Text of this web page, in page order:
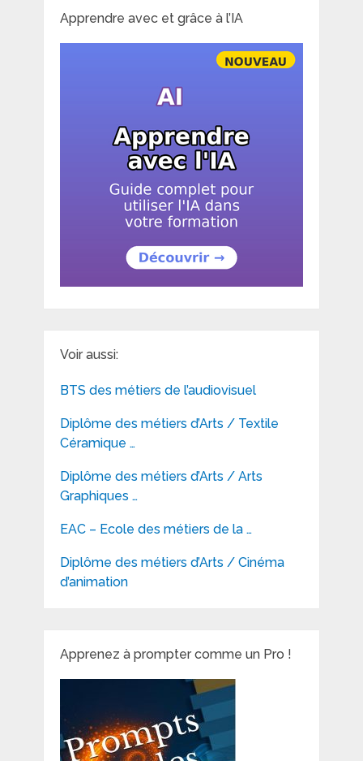
Apprendre avec et grâce à l’IA
Voir aussi:
BTS des métiers de l’audiovisuel
Diplôme des métiers d’Arts / Textile
Céramique …
Diplôme des métiers d’Arts / Arts
Graphiques …
EAC – Ecole des métiers de la …
Diplôme des métiers d’Arts / Cinéma
d’animation
Apprenez à prompter comme un Pro !